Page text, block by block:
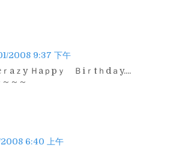
2008 9:37 下午
aｚy Ｈaｐpｙ Ｂiｒtｈdａy....
～～
6:40 上午